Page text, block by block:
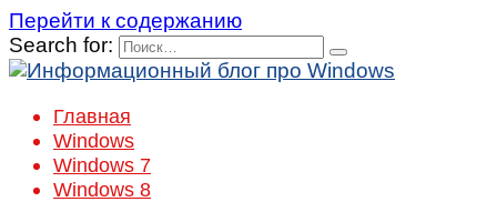
Перейти к содержанию
Search for:
Главная
Windows
Windows 7
Windows 8